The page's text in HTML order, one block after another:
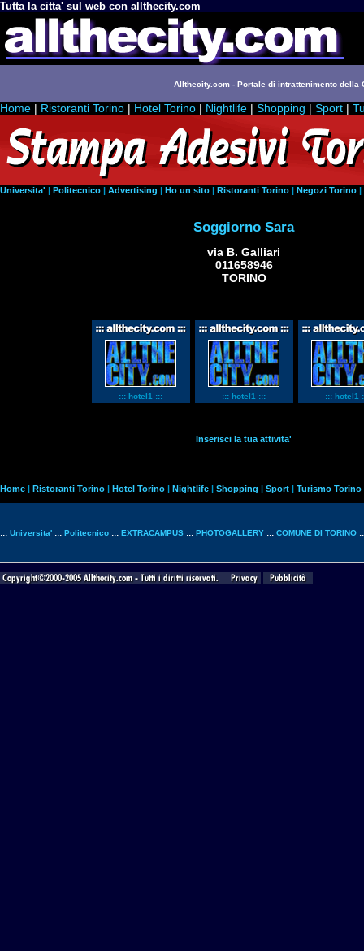
Tutta la citta' sul web con allthecity.com
Allthecity.com - Portale di intrattenimento della
Home | Ristoranti Torino | Hotel Torino | Nightlife | Shopping | Sport |
Universita' | Politecnico | Advertising | Ho un sito | Ristoranti Torino | Negozi Torino |
Soggiorno Sara
via B. Galliari
011658946
TORINO
::: hotel1 ::: ::: hotel1 ::: ::: hotel1
Inserisci la tua attivita'
Home | Ristoranti Torino | Hotel Torino | Nightlife | Shopping | Sport | Turismo Torino
::: Universita' ::: Politecnico ::: EXTRACAMPUS ::: PHOTOGALLERY ::: COMUNE DI TORINO